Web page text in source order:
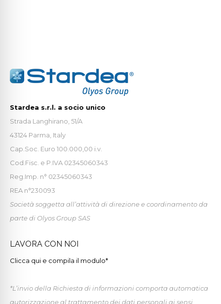
Stardea s.r.l. a socio unico
Strada Langhirano, 51/A
43124 Parma, Italy
Cap.Soc. Euro 100.000,00 i.v.
Cod.Fisc. e P.IVA 02345060343
Reg.Imp. n° 02345060343
REA n°230093
Società soggetta all’attività di direzione e coordinamento da
parte di Olyos Group SAS
LAVORA CON NOI
Clicca qui e compila il modulo*
*L’invio della Richiesta di informazioni comporta automatica
autorizzazione al trattamento dei dati personali ai sensi